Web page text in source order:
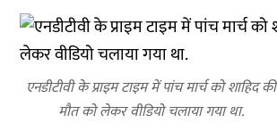
एनडीटीवी के प्राइम टाइम में पांच मार्च को शाहिद की
मौत को लेकर वीडियो चलाया गया था.